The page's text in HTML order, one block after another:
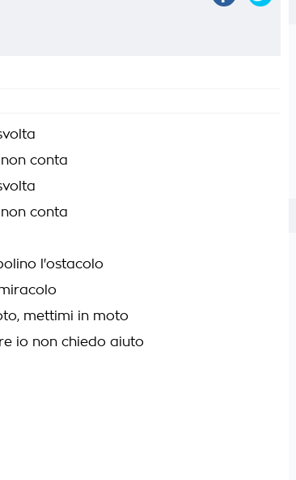
conta
conta
l'ostacolo
mettimi in moto
io non chiedo aiuto